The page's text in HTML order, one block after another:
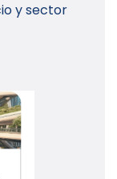
y sector